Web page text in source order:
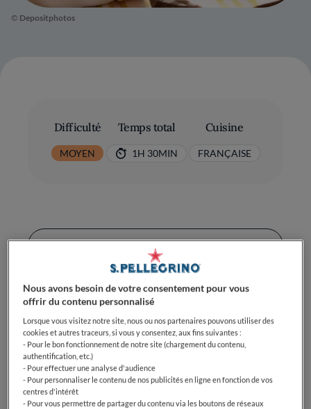
© Depositphotos
Difficulté
MOYEN
Temps total
1H 30MIN
Cuisine
FRANÇAISE
Ingrédients
Farine: 250 g
Beurre: 125 g
Œufs: 2
Sel: 1 pincée
Nous avons besoin de votre consentement pour vous
offrir du contenu personnalisé
Lorsque vous visitez notre site, nous ou nos partenaires pouvons utiliser des
cookies et autres traceurs, si vous y consentez, aux fins suivantes :
- Pour le bon fonctionnement de notre site (chargement du contenu,
authentification, etc.)
- Pour effectuer une analyse d'audience
- Pour personnaliser le contenu de nos publicités en ligne en fonction de vos
centres d'intérêt
- Pour vous permettre de partager du contenu via les boutons de réseaux